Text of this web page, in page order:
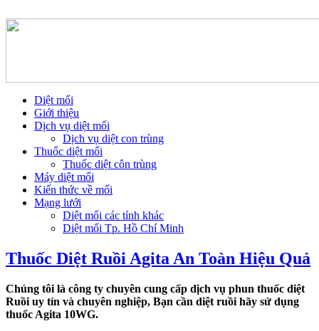
Diệt mối
Giới thiệu
Dịch vụ diệt mối
Dịch vụ diệt con trùng
Thuốc diệt mối
Thuốc diệt côn trùng
Máy diệt mối
Kiến thức về mối
Mạng lưới
Diệt mối các tỉnh khác
Diệt mối Tp. Hồ Chí Minh
Thuốc Diệt Ruồi Agita An Toàn Hiệu Quả
Chúng tôi là công ty chuyên cung cấp dịch vụ phun thuốc diệt
Ruồi uy tín và chuyên nghiệp, Bạn cần diệt ruồi hãy sử dụng
thuốc Agita 10WG.